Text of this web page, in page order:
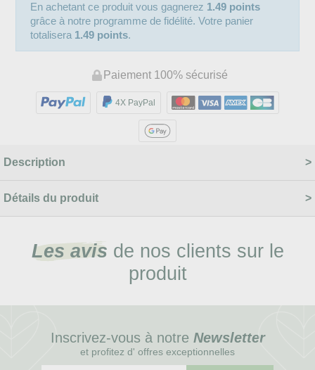
En achetant ce produit vous gagnerez 1.49 points
grâce à notre programme de fidélité. Votre panier
totalisera 1.49 points.
Paiement 100% sécurisé
4X PayPal
Description
Détails du produit
Les avis de nos clients sur le
produit
Inscrivez-vous à notre Newsletter
et profitez d' offres exceptionnelles